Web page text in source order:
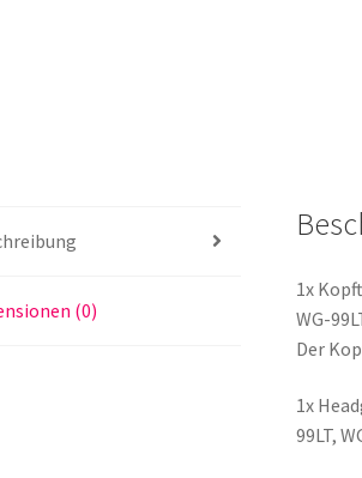
(0)
1x
WG-
Der
1x
99LT,